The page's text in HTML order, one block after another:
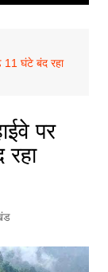
11 घंटे बंद रहा
पर